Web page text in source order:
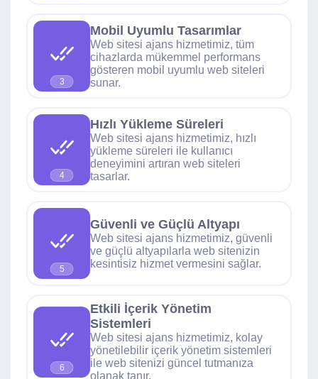
3
Mobil Uyumlu Tasarımlar
Web sitesi ajans hizmetimiz, tüm
cihazlarda mükemmel performans
gösteren mobil uyumlu web siteleri
sunar.
4
Hızlı Yükleme Süreleri
Web sitesi ajans hizmetimiz, hızlı
yükleme süreleri ile kullanıcı
deneyimini artıran web siteleri
tasarlar.
5
Güvenli ve Güçlü Altyapı
Web sitesi ajans hizmetimiz, güvenli
ve güçlü altyapılarla web sitenizin
kesintisiz hizmet vermesini sağlar.
6
Etkili İçerik Yönetim
Sistemleri
Web sitesi ajans hizmetimiz, kolay
yönetilebilir içerik yönetim sistemleri
ile web sitenizi güncel tutmanıza
olanak tanır.